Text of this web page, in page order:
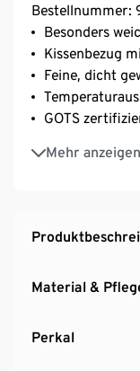
Bestellnummer:
Besonders
Kissenbezug
Feine, dicht
GOTS
Mehr anzeigen
Mit
Material &
Perkal